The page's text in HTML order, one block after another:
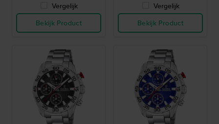
Vergelijk
Bekijk Product
Vergelijk
Bekijk Product